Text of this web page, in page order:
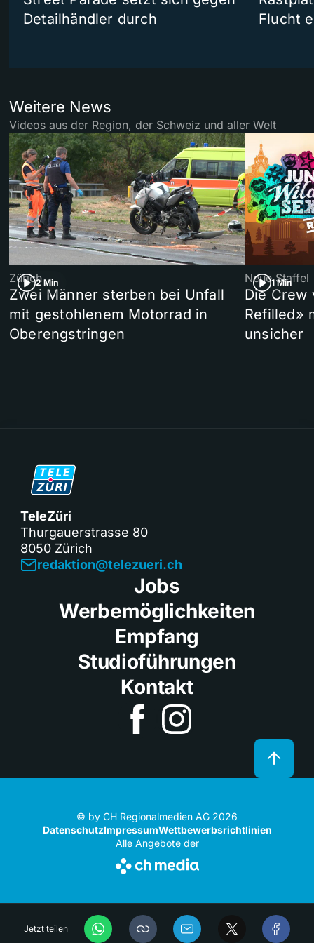
Jetzt teilen
Detailhändler durch
Flucht
Weitere News
Videos aus der Region, der Schweiz und aller Welt
2 Min
Zürich
Zwei Männer sterben bei Unfall
mit gestohlenem Motorrad in
Oberengstringen
1 Min
Neue Staffel
Die Crew
Refilled»
unsicher
TeleZüri
Thurgauerstrasse 80
8050 Zürich
redaktion@telezueri.ch
Jobs
Werbemöglichkeiten
Empfang
Studioführungen
Kontakt
© by CH Regionalmedien AG 2026
DatenschutzImpressumWettbewerbsrichtlinien
Alle Angebote der